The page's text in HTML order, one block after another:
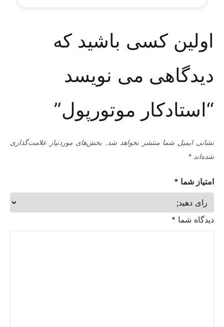
اولین کسی باشید که
دیدگاهی می نویسد
“استادکار موتورپول”
نشانی ایمیل شما منتشر نخواهد شد. بخش‌های موردنیاز علامت‌گذاری
شده‌اند *
امتیاز شما *
دیدگاه شما *